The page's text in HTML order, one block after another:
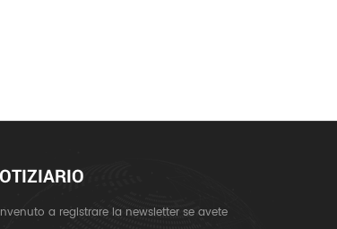
a registrare la newsletter se avete